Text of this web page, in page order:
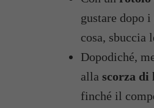
gustare dopo
cosa, sbuccia
Dopodiché,
alla scorza di
finché il